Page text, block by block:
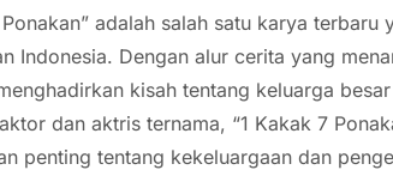
Ponakan” adalah salah satu karya
Indonesia. Dengan alur cerita yang
kisah tentang keluarga
dan aktris ternama, “1 Kakak 7
penting tentang kekeluargaan dan